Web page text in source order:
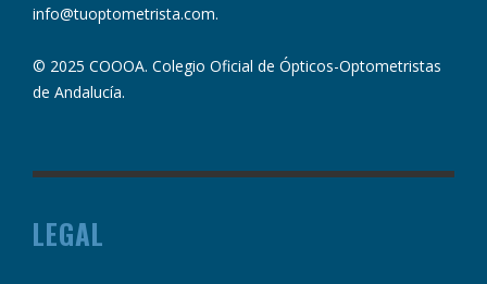
info@tuoptometrista.com.
© 2025 COOOA. Colegio Oficial de Ópticos-Optometristas
de Andalucía.
LEGAL